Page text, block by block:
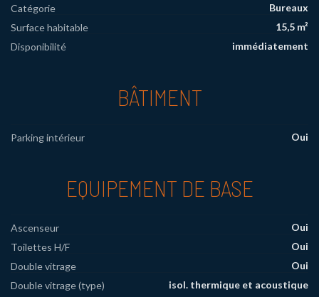
Catégorie
Bureaux
Surface habitable
15,5 m²
Disponibilité
immédiatement
BÂTIMENT
Parking intérieur Oui
EQUIPEMENT DE BASE
Ascenseur
Oui
Toilettes H/F
Oui
Double vitrage
Oui
Double vitrage (type)
isol. thermique et acoustique